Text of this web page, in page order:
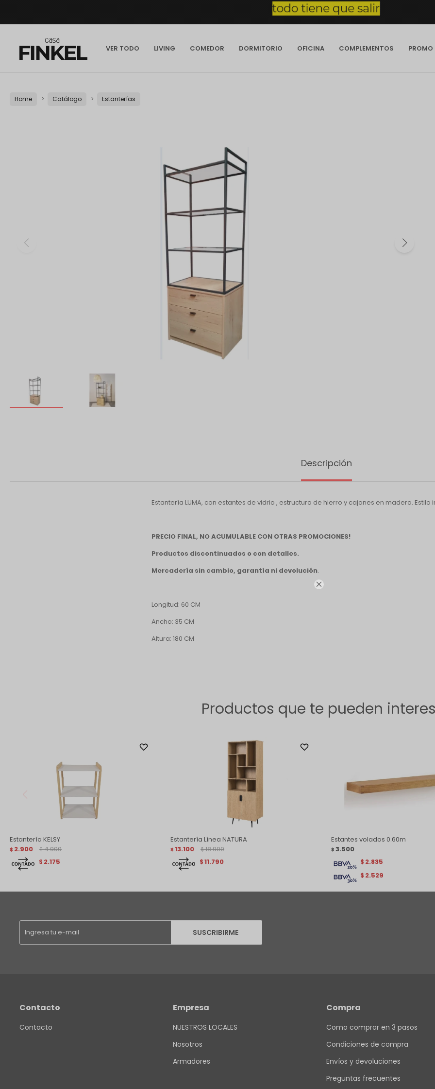

VER TODO LIVING COMEDOR DORMITORIO OFICINA COMPLEMENTOS PROMO
Home Catálogo Estanterías
Descripción
Estantería LUMA, con estantes de vidrio , estructura de hierro y cajones en madera. Estilo
PRECIO FINAL, NO ACUMULABLE CON OTRAS PROMOCIONES!
Productos discontinuados o con detalles.
Mercadería sin cambio, garantía ni devolución.
Longitud: 60 CM
Ancho: 35 CM
Altura: 180 CM
Productos que te pueden
Estantería KELSY
$ 2.900 $ 4.900
$ 2.175
Estantería Línea NATURA
$ 13.100 $ 18.900
$11.790
Estantes volados 0.60m
$ 3.500
$ 2.529
$ 2.835
SUSCRIBIRME
Contacto
Contacto
Empresa
NUESTROS LOCALES
Nosotros
Armadores
Compra
Como comprar en 3 pasos
Condiciones de compra
Envíos y devoluciones
Preguntas frecuentes